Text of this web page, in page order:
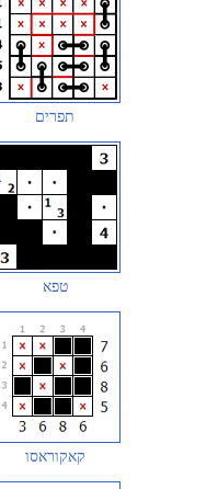
תפרים
טפא
קאקוראסו